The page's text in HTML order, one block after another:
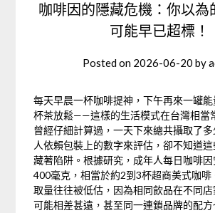
咖啡因的隱藏危機：你以為
可能早已超標！
Posted on 2026-06-20 by
每天早晨一杯咖啡提神，下午再來一罐
杯茶放鬆——這樣的生活模式在台灣相當
曾經仔細計算過，一天下來總共攝取了
人依賴包裝上的數字來評估，卻不知道
藏著陷阱。根據研究，成年人每日咖啡
400毫克，相當於約2到3杯超商美式咖啡
取量往往被低估，因為相同飲品在不同
可能相差甚遠，甚至同一連鎖品牌的配